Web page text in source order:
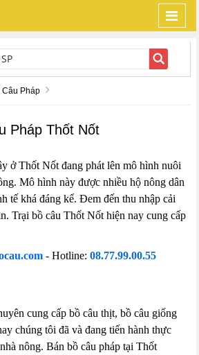
Câu Pháp
Pháp Thốt Nốt
ở Thốt Nốt đang phát lên mô hình nuôi
Mô hình này được nhiều hộ nông dân
tế khá đáng kể. Đem đến thu nhập cải
Trại bồ câu Thốt Nốt hiện nay cung cấp
- Hotline: 08.77.99.00.55
cung cấp bồ câu thịt, bồ câu giống
chúng tôi đã và đang tiến hành thực
nông. Bán bồ câu pháp tại Thốt